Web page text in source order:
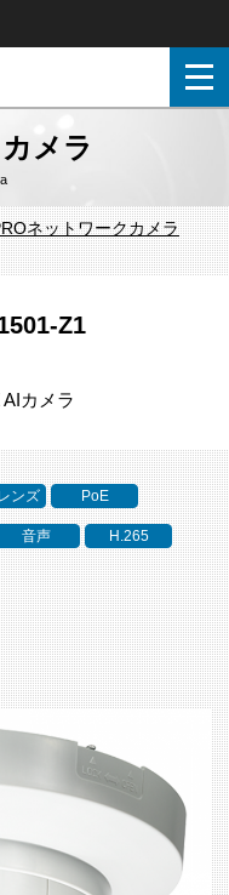
メラ
ネットワークカメラ
Z1
カメラ
ンズ PoE
音声 H.265